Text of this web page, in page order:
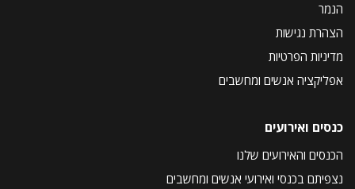
הנמר
הצהרת נגישות
מדיניות הפרטיות
אפליקציה אנשים ומחשבים
כנסים ואירועים
הכנסים והאירועים שלנו
נצפיתם בכנסי ואירועי אנשים ומחשבים